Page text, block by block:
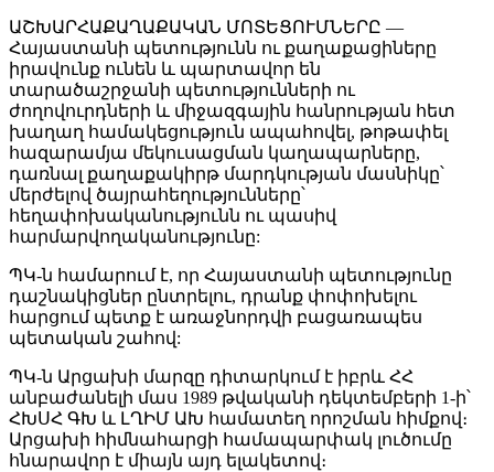
ԱՇԽԱՐՀԱՔԱՂԱՔԱԿԱՆ ՄՈՏԵՑՈՒՄՆԵՐԸ —
Հայաստանի պետությունն ու քաղաքացիները
իրավունք ունեն և պարտավոր են
տարածաշրջանի պետությունների ու
ժողովուրդների և միջազգային հանրության հետ
խաղաղ համակեցություն ապահովել, թոթափել
հազարամյա մեկուսացման կաղապարները,
դառնալ քաղաքակիրթ մարդկության մասնիկը՝
մերժելով ծայրահեղությունները՝
հեղափոխականությունն ու պասիվ
հարմարվողականությունը:
ՊԿ-ն համարում է, որ Հայաստանի պետությունը
դաշնակիցներ ընտրելու, դրանք փոփոխելու
հարցում պետք է առաջնորդվի բացառապես
պետական շահով:
ՊԿ-ն Արցախի մարզը դիտարկում է իբրև ՀՀ
անբաժանելի մաս 1989 թվականի դեկտեմբերի 1-ի՝
ՀԽՍՀ ԳԽ և ԼՂԻՄ ԱԽ համատեղ որոշման հիմքով։
Արցախի հիմնահարցի համապարփակ լուծումը
հնարավոր է միայն այդ ելակետով։